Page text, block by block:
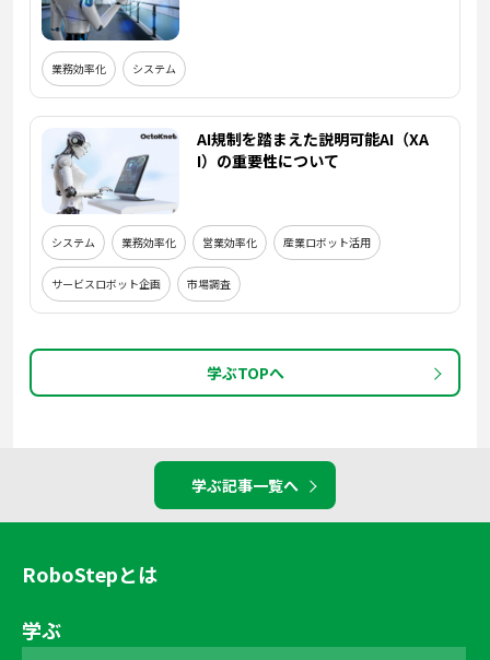
業務効率化 システム
AI規制を踏まえた説明可能AI（XA
I）の重要性について
システム 業務効率化 営業効率化 産業ロボット活用
サービスロボット企画 市場調査
学ぶTOPへ
学ぶ記事一覧へ
RoboStepとは
学ぶ